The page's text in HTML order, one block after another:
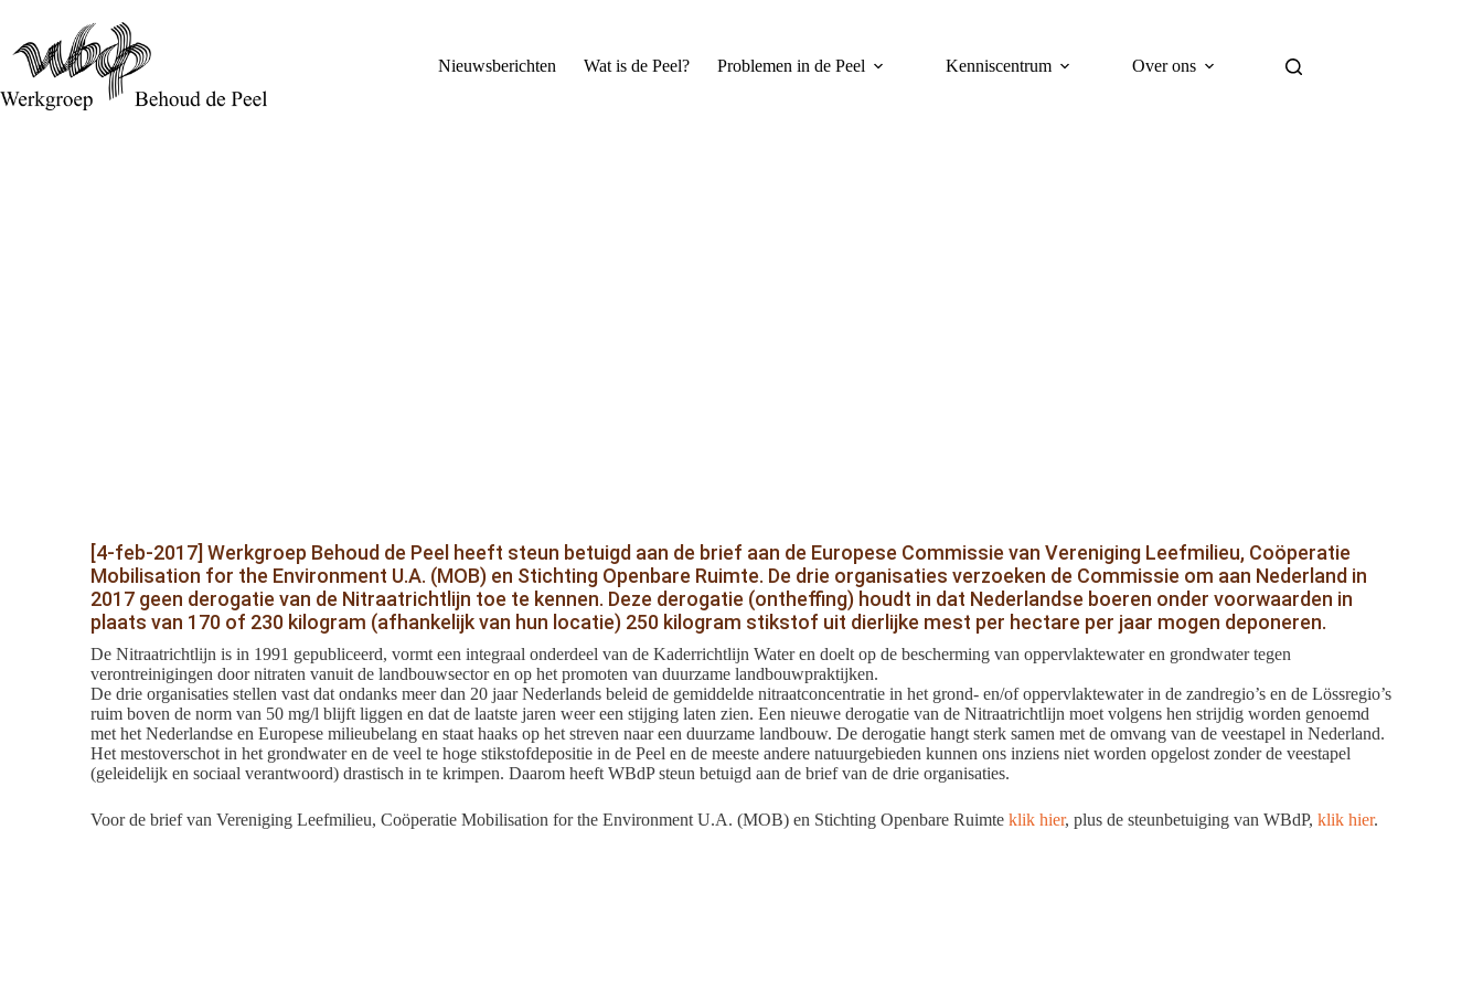
Nieuwsberichten Wat is de Peel? Problemen in de Peel Kenniscentrum Over ons
[4-feb-2017] Werkgroep Behoud de Peel heeft steun betuigd aan de brief aan de Europese Commissie van Vereniging Leefmilieu, Coöperatie
Mobilisation for the Environment U.A. (MOB) en Stichting Openbare Ruimte. De drie organisaties verzoeken de Commissie om aan Nederland in
2017 geen derogatie van de Nitraatrichtlijn toe te kennen. Deze derogatie (ontheffing) houdt in dat Nederlandse boeren onder voorwaarden in
plaats van 170 of 230 kilogram (afhankelijk van hun locatie) 250 kilogram stikstof uit dierlijke mest per hectare per jaar mogen deponeren.
De Nitraatrichtlijn is in 1991 gepubliceerd, vormt een integraal onderdeel van de Kaderrichtlijn Water en doelt op de bescherming van oppervlaktewater en grondwater tegen
verontreinigingen door nitraten vanuit de landbouwsector en op het promoten van duurzame landbouwpraktijken.
De drie organisaties stellen vast dat ondanks meer dan 20 jaar Nederlands beleid de gemiddelde nitraatconcentratie in het grond- en/of oppervlaktewater in de zandregio’s en de Lössregio’s
ruim boven de norm van 50 mg/l blijft liggen en dat de laatste jaren weer een stijging laten zien. Een nieuwe derogatie van de Nitraatrichtlijn moet volgens hen strijdig worden genoemd
met het Nederlandse en Europese milieubelang en staat haaks op het streven naar een duurzame landbouw. De derogatie hangt sterk samen met de omvang van de veestapel in Nederland.
Het mestoverschot in het grondwater en de veel te hoge stikstofdepositie in de Peel en de meeste andere natuurgebieden kunnen ons inziens niet worden opgelost zonder de veestapel
(geleidelijk en sociaal verantwoord) drastisch in te krimpen. Daarom heeft WBdP steun betuigd aan de brief van de drie organisaties.
Voor de brief van Vereniging Leefmilieu, Coöperatie Mobilisation for the Environment U.A. (MOB) en Stichting Openbare Ruimte klik hier, plus de steunbetuiging van WBdP, klik hier.